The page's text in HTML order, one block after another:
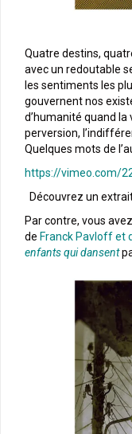
Quatre destins,
avec un redoutable
les sentiments les
gouvernent nos
d’humanité quand la
perversion,
Quelques mots de
https://vimeo.com/
Découvrez un
Par contre, vous
de Franck Pavloff et
enfants qui dansent